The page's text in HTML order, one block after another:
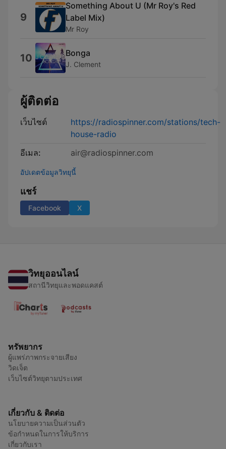
9
Something About U (Mr Roy's Red
Label Mix)
Mr Roy
10 Bonga
J. Clement
ผู้ติดต่อ
เว็บไซต์
https://radiospinner.com/stations/tech-
house-radio
อีเมล:
air@radiospinner.com
อัปเดตข้อมูลวิทยุนี้
แชร์
Facebook X
วิทยุออนไลน์
สถานีวิทยุและพอดแคสต์
ทรัพยากร
ผู้แพร่ภาพกระจายเสียง
วิดเจ็ต
เว็บไซต์วิทยุตามประเทศ
เกี่ยวกับ & ติดต่อ
นโยบายความเป็นส่วนตัว
ข้อกำหนดในการให้บริการ
เกี่ยวกับเรา